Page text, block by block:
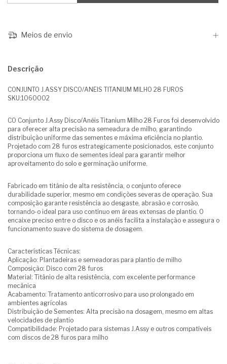
Meios de envio
Descrição
CONJUNTO J.ASSY DISCO/ANEIS TITANIUM MILHO 28 FUROS
SKU:1060002
CO Conjunto J.Assy Disco/Anéis Titanium Milho 28 Furos foi desenvolvido
para oferecer alta precisão na semeadura de milho, garantindo
distribuição uniforme das sementes e máxima eficiência no plantio.
Projetado com 28 furos estrategicamente posicionados, este conjunto
proporciona um fluxo de sementes ideal para garantir melhor
aproveitamento do solo e germinação uniforme.
Fabricado em titânio de alta resistência, o conjunto oferece
durabilidade superior, mesmo em condições severas de operação. Sua
composição garante resistência ao desgaste, abrasão e corrosão,
tornando-o ideal para uso contínuo em áreas extensas de plantio. O
encaixe preciso entre o disco e os anéis facilita a instalação e assegura o
funcionamento suave do sistema de dosagem.
Características Técnicas:
Aplicação: Plantadeiras e semeadoras para plantio de milho
Composição: Disco com 28 furos
Material: Titânio de alta resistência, com excelente performance
mecânica
Acabamento: Tratamento anticorrosivo para uso prolongado em
ambientes agrícolas
Distribuição de Sementes: Alta precisão na dosagem, mesmo em altas
velocidades de plantio
Compatibilidade: Projetado para sistemas J.Assy e outros compatíveis
com discos de 28 furos para milho